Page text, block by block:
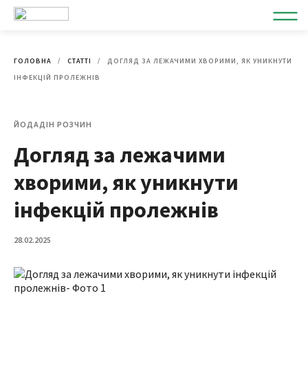
ГОЛОВНА СТАТТІ
ДОГЛЯД ЗА ЛЕЖАЧИМИ ХВОРИМИ, ЯК УНИКНУТИ
ІНФЕКЦІЙ ПРОЛЕЖНІВ
ЙОДАДІН РОЗЧИН
Догляд за лежачими
хворими, як уникнути
інфекцій пролежнів
28.02.2025